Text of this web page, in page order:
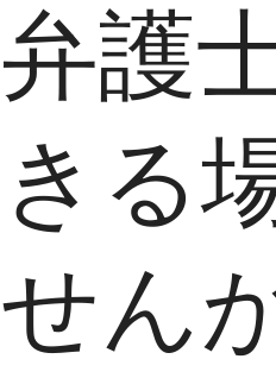
弁護
きる
せん